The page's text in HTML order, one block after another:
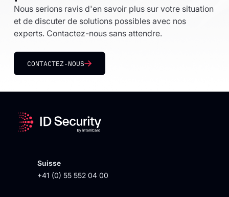
Nous serions ravis d'en savoir plus sur votre situation
et de discuter de solutions possibles avec nos
experts. Contactez-nous sans attendre.
CONTACTEZ-NOUS
Suisse
+41 (0) 55 552 04 00